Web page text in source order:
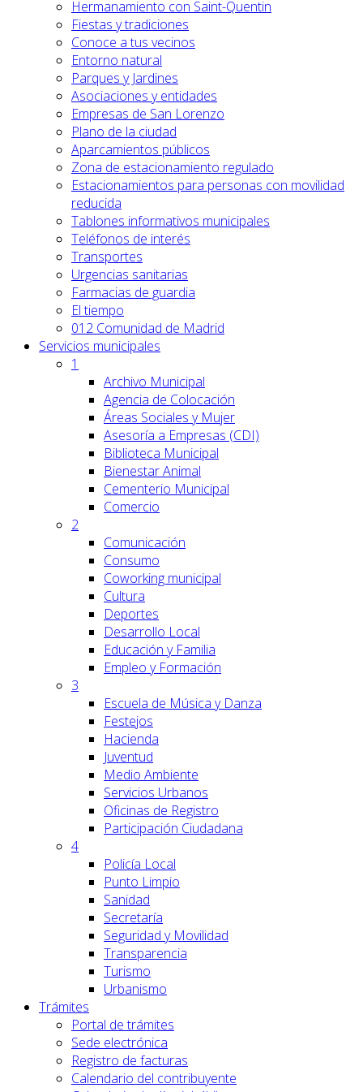
Hermanamiento con Saint-Quentin
Fiestas y tradiciones
Conoce a tus vecinos
Entorno natural
Parques y Jardines
Asociaciones y entidades
Empresas de San Lorenzo
Plano de la ciudad
Aparcamientos públicos
Zona de estacionamiento regulado
Estacionamientos para personas con movilidad
reducida
Tablones informativos municipales
Teléfonos de interés
Transportes
Urgencias sanitarias
Farmacias de guardia
El tiempo
012 Comunidad de Madrid
Servicios municipales
1
Archivo Municipal
Agencia de Colocación
Áreas Sociales y Mujer
Asesoría a Empresas (CDI)
Biblioteca Municipal
Bienestar Animal
Cementerio Municipal
Comercio
2
Comunicación
Consumo
Coworking municipal
Cultura
Deportes
Desarrollo Local
Educación y Familia
Empleo y Formación
3
Escuela de Música y Danza
Festejos
Hacienda
Juventud
Medio Ambiente
Servicios Urbanos
Oficinas de Registro
Participación Ciudadana
4
Policía Local
Punto Limpio
Sanidad
Secretaría
Seguridad y Movilidad
Transparencia
Turismo
Urbanismo
Trámites
Portal de trámites
Sede electrónica
Registro de facturas
Calendario del contribuyente